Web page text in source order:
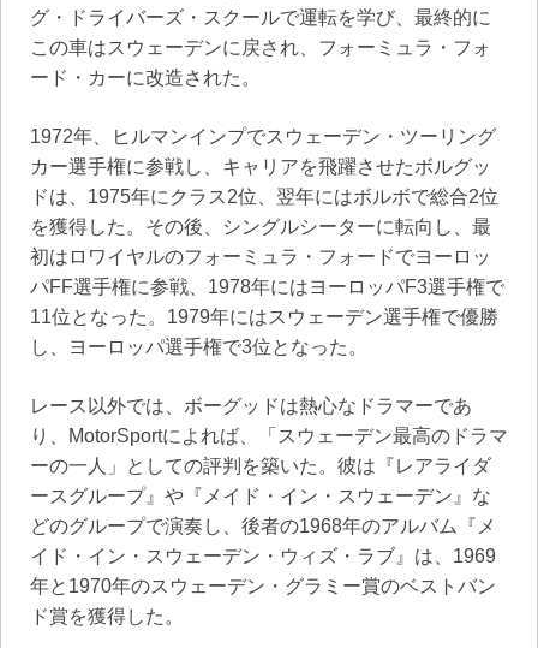
グ・ドライバーズ・スクールで運転を学び、最終的に
この車はスウェーデンに戻され、フォーミュラ・フォ
ード・カーに改造された。
1972年、ヒルマンインプでスウェーデン・ツーリング
カー選手権に参戦し、キャリアを飛躍させたボルグッ
ドは、1975年にクラス2位、翌年にはボルボで総合2位
を獲得した。その後、シングルシーターに転向し、最
初はロワイヤルのフォーミュラ・フォードでヨーロッ
パFF選手権に参戦、1978年にはヨーロッパF3選手権で
11位となった。1979年にはスウェーデン選手権で優勝
し、ヨーロッパ選手権で3位となった。
レース以外では、ボーグッドは熱心なドラマーであ
り、MotorSportによれば、「スウェーデン最高のドラマ
ーの一人」としての評判を築いた。彼は『レアライダ
ースグループ』や『メイド・イン・スウェーデン』な
どのグループで演奏し、後者の1968年のアルバム『メ
イド・イン・スウェーデン・ウィズ・ラブ』は、1969
年と1970年のスウェーデン・グラミー賞のベストバン
ド賞を獲得した。